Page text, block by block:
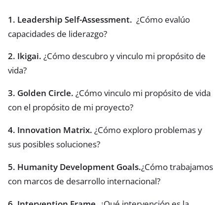
1. Leadership Self-Assessment. ¿Cómo evalúo
capacidades de liderazgo?
2. Ikigai. ¿Cómo descubro y vinculo mi propósito de
vida?
3. Golden Circle. ¿Cómo vinculo mi propósito de vida
con el propósito de mi proyecto?
4. Innovation Matrix. ¿Cómo exploro problemas y
sus posibles soluciones?
5. Humanity Development Goals.¿Cómo trabajamos
con marcos de desarrollo internacional?